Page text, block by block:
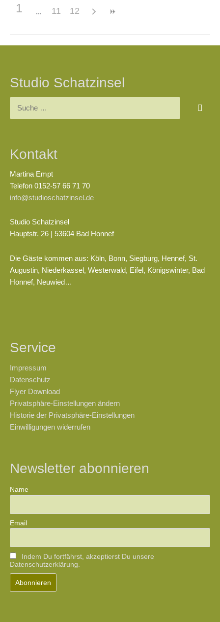
1 11 12
Studio Schatzinsel
Kontakt
Martina Empt
Telefon 0152-57 66 71 70
info@studioschatzinsel.de
Studio Schatzinsel
Hauptstr. 26 | 53604 Bad Honnef
Die Gäste kommen aus: Köln, Bonn, Siegburg, Hennef, St.
Augustin, Niederkassel, Westerwald, Eifel, Königswinter, Bad
Honnef, Neuwied…
Service
Impressum
Datenschutz
Flyer Download
Privatsphäre-Einstellungen ändern
Historie der Privatsphäre-Einstellungen
Einwilligungen widerrufen
Newsletter abonnieren
Name
Email
Indem Du fortfährst, akzeptierst Du unsere
Datenschutzerklärung.